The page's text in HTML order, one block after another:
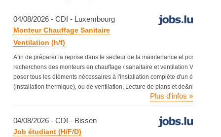
04/08/2026 - CDI - Luxembourg
Monteur Chauffage Sanitaire
Ventilation (h/f)
Afin de préparer la reprise dans le secteur de la maintenance et pose HVAC
recherchons des monteurs en chauffage / sanaitaire et ventilation Vos
poser tous les éléments nécessaires à l'installation complète d'un
(installation thermique), ou de ventilation, Lecture de plans et de&nbsp;[...]
Plus d'infos »
04/08/2026 - CDI - Bissen
Job étudiant (H/F/D)